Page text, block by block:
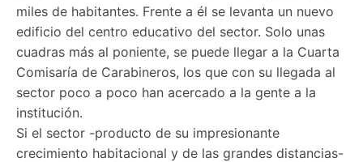
miles de habitantes. Frente a él se levanta un nuevo
edificio del centro educativo del sector. Solo unas
cuadras más al poniente, se puede llegar a la Cuarta
Comisaría de Carabineros, los que con su llegada al
sector poco a poco han acercado a la gente a la
institución.
Si el sector -producto de su impresionante
crecimiento habitacional y de las grandes distancias-